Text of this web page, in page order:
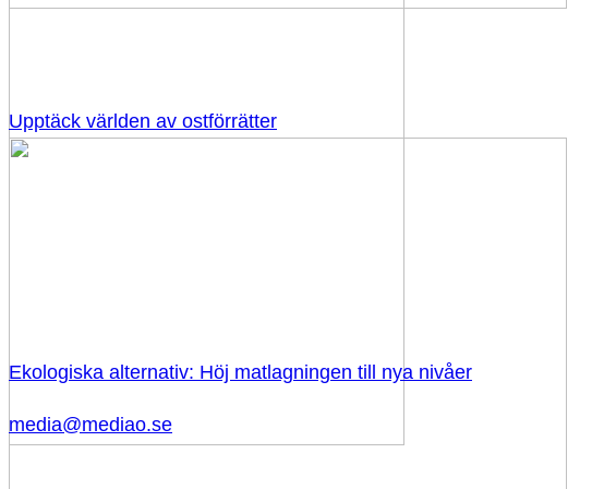
Upptäck världen av ostförrätter
Ekologiska alternativ: Höj matlagningen till nya nivåer
media@mediao.se